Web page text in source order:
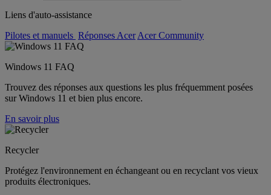
Liens d'auto-assistance
Pilotes et manuels Réponses Acer Acer Community
Windows 11 FAQ
Trouvez des réponses aux questions les plus fréquemment posées
sur Windows 11 et bien plus encore.
En savoir plus
Recycler
Protégez l'environnement en échangeant ou en recyclant vos vieux
produits électroniques.